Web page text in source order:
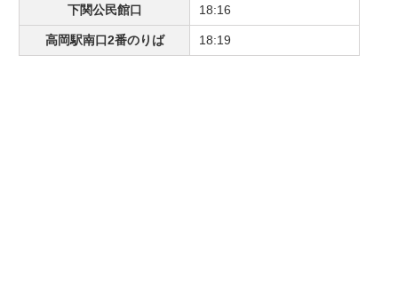
下関公民館口 18:16
高岡駅南口2番のりば 18:19